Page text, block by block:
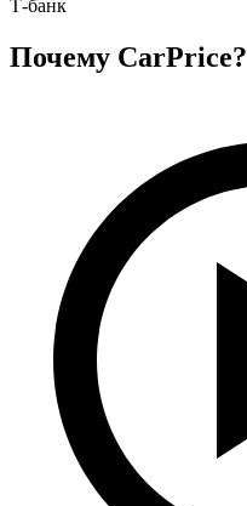
Т-банк
Почему CarPrice?